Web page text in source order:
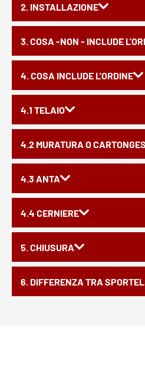
2. INSTALLAZIONE
3. COSA -NON - INCLUDE
4. COSA INCLUDE L'ORDINE
4.1 TELAIO
4.2 MURATURA O
4.3 ANTA
4.4 CERNIERE
5. CHIUSURA
6. DIFFERENZA TRA